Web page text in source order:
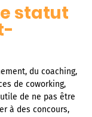
statut
du coaching,
de coworking,
de ne pas être
à des concours,